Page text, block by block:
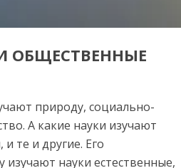
ОБЩЕСТВЕННЫЕ
природу, социально-
А какие науки изучают
те и другие. Его
изучают науки естественные,